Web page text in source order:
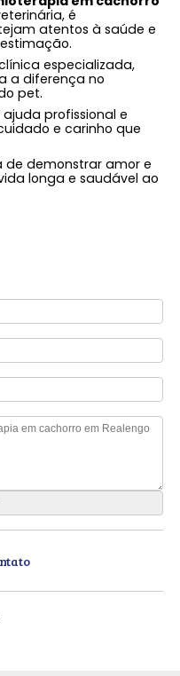
é
atentos à saúde e
especializada,
a diferença no
pet.
profissional e
e carinho que
de demonstrar amor e
longa e saudável ao